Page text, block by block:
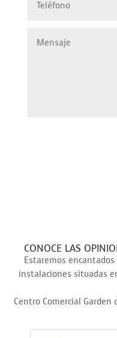
CONOCE LAS
Estaremos
instalaciones situadas
Centro Comercial Garden